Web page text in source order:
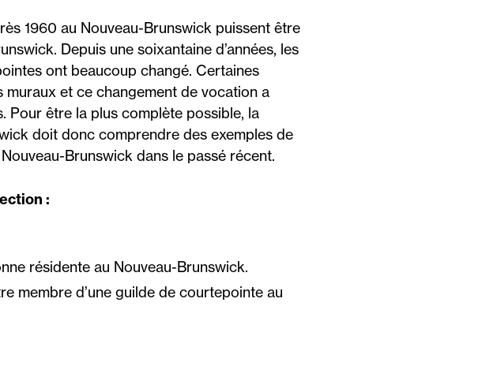
1960 au Nouveau-Brunswick puissent être
Depuis une soixantaine d’années, les
ont beaucoup changé. Certaines
et ce changement de vocation a
être la plus complète possible, la
doit donc comprendre des exemples de
Brunswick dans le passé récent.
:
résidente au Nouveau-Brunswick.
membre d’une guilde de courtepointe au